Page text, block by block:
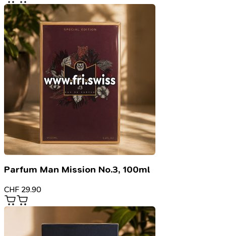
Parfum Man Mission No.3, 100ml
CHF 29.90